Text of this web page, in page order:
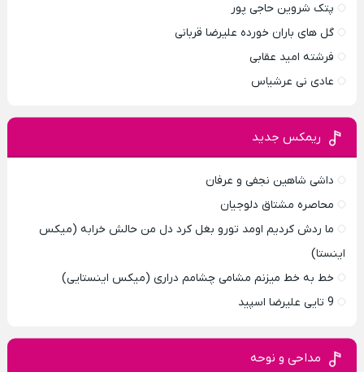
پتک شروین حاجی پور
گل های باران خورده علیرضا قربانی
فرشته امید عقابی
عادی نی عرشیاس
ریمکس جدید
داشی شاهین نجفی و عرفان
محاصره مشتاق دلوجیان
ما ردش کردیم اومد تورو بغل کرد دل من حالش خرابه (میکس
اینستا)
خط به خط میزنم مشامی چشامم دراری (میکس اینستایی)
9 تایی علیرضا اسپید
مداحی و نوحه